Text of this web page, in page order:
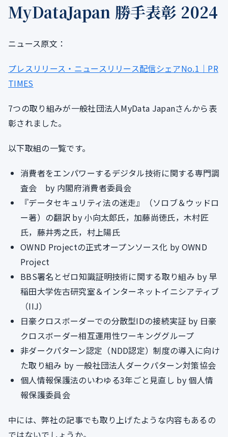
MyDataJapan 勝手表彰 2024
ニュース原文：
プレスリリース・ニュースリリース配信シェアNo.1｜PR
TIMES
7つの取り組みが一般社団法人MyData Japanさんから表
彰されました。
以下取組の一覧です。
消費者をエンパワーするデジタル技術に関する専門調
査会 by 内閣府消費者委員会
『データセキュリティ法の迷走』（ソロブ＆ウッドロ
ー著）の翻訳 by 小向太郎氏，加藤尚徳氏，木村匠
氏，藤井秀之氏，村上陽氏
OWND Projectの正式オープンソース化 by OWND
Project
BBS署名とゼロ知識証明技術に関する取り組み by 早
稲田大学佐古研究室＆インターネットイニシアティブ
（IIJ）
日豪クロスボーダーでの分散型IDの接続実証 by 日豪
クロスボーダー相互運用性ワーキンググループ
非ダークパターン認定（NDD認定）制度の導入に向け
た取り組み by 一般社団法人ダークパターン対策協会
個人情報保護法のいわゆる3年ごと見直し by 個人情
報保護委員会
中には、弊社の記事でも取り上げたような内容もあるの
ではないでしょうか。